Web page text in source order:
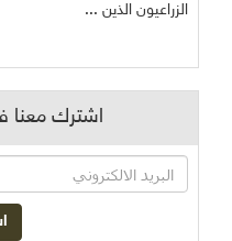
الزراعيون الذين ...
اشترك معنا